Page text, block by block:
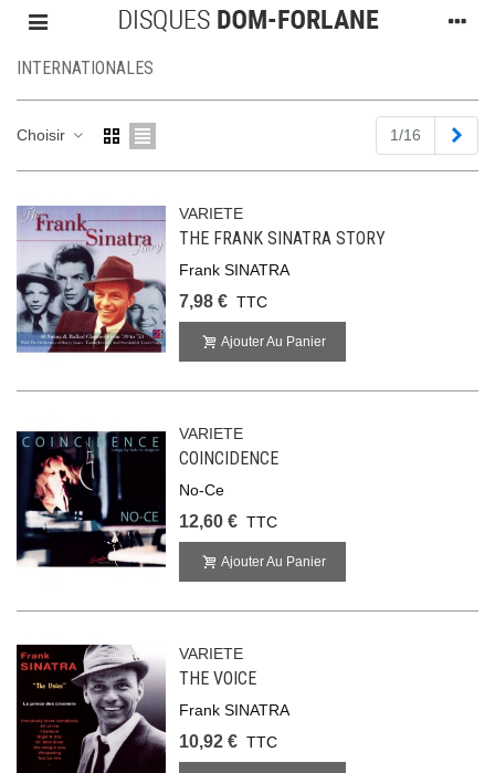
INTERNATIONALES
Choisir 1/16
VARIETE
THE FRANK SINATRA STORY
Frank SINATRA
7,98 € TTC
Ajouter Au Panier
VARIETE
COINCIDENCE
No-Ce
12,60 € TTC
Ajouter Au Panier
VARIETE
THE VOICE
Frank SINATRA
10,92 € TTC